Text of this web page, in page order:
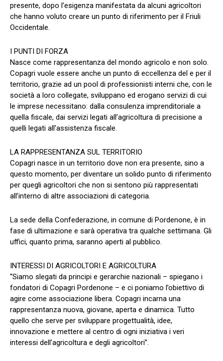
presente, dopo l’esigenza manifestata da alcuni agricoltori
che hanno voluto creare un punto di riferimento per il Friuli
Occidentale.
I PUNTI DI FORZA
Nasce come rappresentanza del mondo agricolo e non solo.
Copagri vuole essere anche un punto di eccellenza del e per il
territorio, grazie ad un pool di professionisti interni che, con le
società a loro collegate, sviluppano ed erogano servizi di cui
le imprese necessitano: dalla consulenza imprenditoriale a
quella fiscale, dai servizi legati all’agricoltura di precisione a
quelli legati all’assistenza fiscale.
LA RAPPRESENTANZA SUL TERRITORIO
Copagri nasce in un territorio dove non era presente, sino a
questo momento, per diventare un solido punto di riferimento
per quegli agricoltori che non si sentono più rappresentati
all’interno di altre associazioni di categoria.
La sede della Confederazione, in comune di Pordenone, è in
fase di ultimazione e sarà operativa tra qualche settimana. Gli
uffici, quanto prima, saranno aperti al pubblico.
INTERESSI DI AGRICOLTORI E AGRICOLTURA
“Siamo slegati da principi e gerarchie nazionali – spiegano i
fondatori di Copagri Pordenone – e ci poniamo l’obiettivo di
agire come associazione libera. Copagri incarna una
rappresentanza nuova, giovane, aperta e dinamica. Tutto
quello che serve per sviluppare progettualità, idee,
innovazione e mettere al centro di ogni iniziativa i veri
interessi dell’agricoltura e degli agricoltori”.